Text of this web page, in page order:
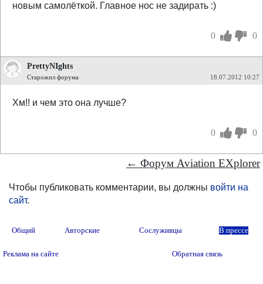
новым самолёткой. Главное нос не задирать :)
0 0
PrettyNIghts
Старожил форума 18.07.2012 10:27
Хм!! и чем это она лучше?
0 0
← Форум Aviation EXplorer
Чтобы публиковать комментарии, вы должны войти на
сайт.
Общий Авторские Сослуживцы В прессе
Реклама на сайте Обратная связь